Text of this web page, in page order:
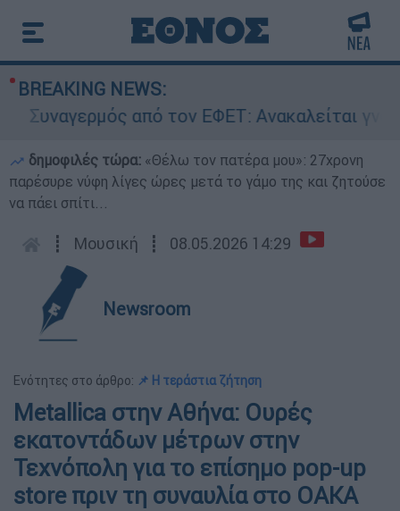
BREAKING NEWS:
από τον ΕΦΕΤ: Ανακαλείται
δημοφιλές τώρα: «Θέλω τον πατέρα μου»: 27χρονη
παρέσυρε νύφη λίγες ώρες μετά το γάμο της και ζητούσε
να πάει σπίτι...
┋ Μουσική ┋ 08.05.2026 14:29
Newsroom
Ενότητες στο άρθρο: 📌 Η τεράστια ζήτηση
Metallica στην Αθήνα: Ουρές
εκατοντάδων μέτρων στην
Τεχνόπολη για το επίσημο pop-up
store πριν τη συναυλία στο ΟΑΚΑ